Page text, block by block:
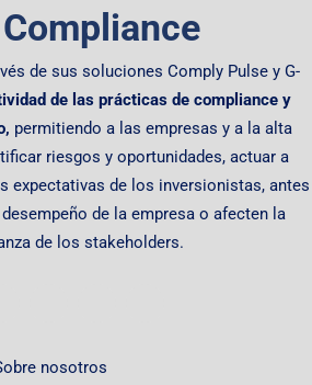
de sus soluciones Comply Pulse y G-
de las prácticas de compliance y
permitiendo a las empresas y a la alta
riesgos y oportunidades, actuar a
expectativas de los inversionistas, antes
de la empresa o afecten la
de los stakeholders.
nosotros